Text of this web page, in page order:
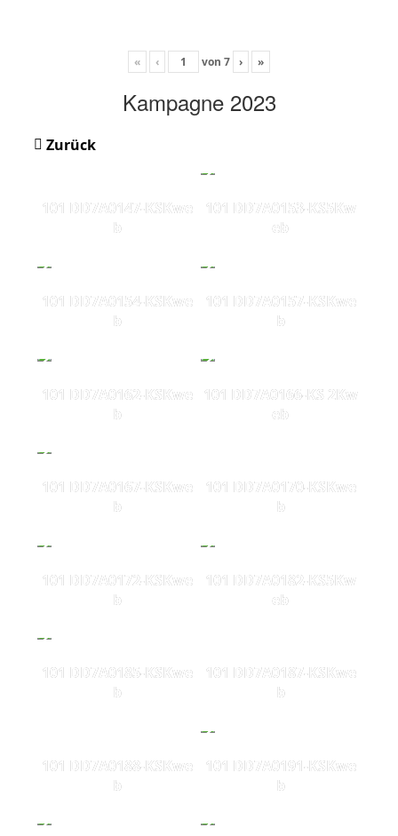
« ‹ von 7 › »
Kampagne 2023
Zurück
101 DD7A0147-KSKwe
b
101 DD7A0153-KS5Kw
eb
101 DD7A0154-KSKwe
b
101 DD7A0157-KSKwe
b
101 DD7A0162-KSKwe
b
101 DD7A0166-KS 2Kw
eb
101 DD7A0167-KSKwe
b
101 DD7A0170-KSKwe
b
101 DD7A0172-KSKwe
b
101 DD7A0182-KS5Kw
eb
101 DD7A0185-KSKwe
b
101 DD7A0187-KSKwe
b
101 DD7A0188-KSKwe
b
101 DD7A0191-KSKwe
b